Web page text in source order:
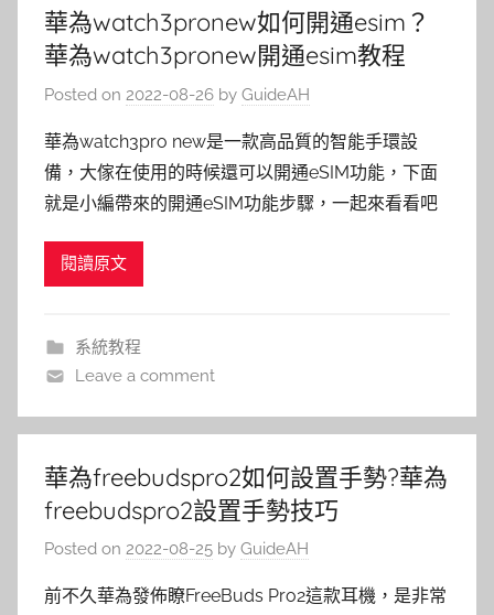
華為watch3pronew如何開通esim？
華為watch3pronew開通esim教程
Posted on 2022-08-26 by GuideAH
華為watch3pro new是一款高品質的智能手環設
備，大傢在使用的時候還可以開通eSIM功能，下面
就是小編帶來的開通eSIM功能步驟，一起來看看吧
閱讀原文
系統教程
Leave a comment
華為freebudspro2如何設置手勢?華為
freebudspro2設置手勢技巧
Posted on 2022-08-25 by GuideAH
前不久華為發佈瞭FreeBuds Pro2這款耳機，是非常